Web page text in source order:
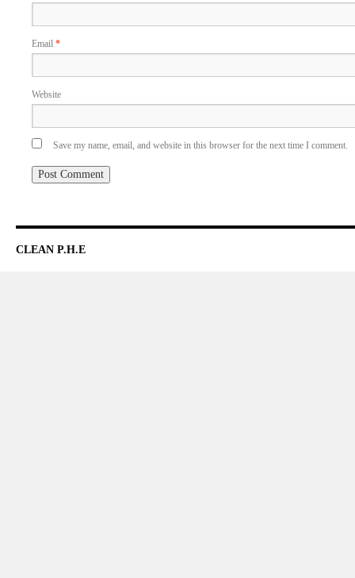
Email *
Website
Save my name, email, and website in this browser for the next time I comment.
CLEAN P.H.E